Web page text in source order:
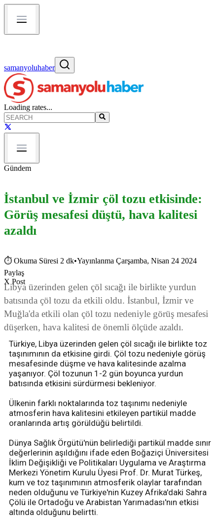
samanyoluhaber
Loading rates...
Gündem
İstanbul ve İzmir çöl tozu etkisinde:
Görüş mesafesi düştü, hava kalitesi
azaldı
⏱ Okuma Süresi 2 dk•Yayınlanma Çarşamba, Nisan 24 2024
Paylaş
X Post
Libya üzerinden gelen çöl sıcağı ile birlikte yurdun
batısında çöl tozu da etkili oldu. İstanbul, İzmir ve
Muğla'da etkili olan çöl tozu nedeniyle görüş mesafesi
düşerken, hava kalitesi de önemli ölçüde azaldı.
Türkiye, Libya üzerinden gelen çöl sıcağı ile birlikte toz
taşınımının da etkisine girdi. Çöl tozu nedeniyle görüş
mesafesinde düşme ve hava kalitesinde azalma
yaşanıyor. Çöl tozunun 1-2 gün boyunca yurdun
batısında etkisini sürdürmesi bekleniyor.
Ülkenin farklı noktalarında toz taşınımı nedeniyle
atmosferin hava kalitesini etkileyen partikül madde
oranlarında artış görüldüğü belirtildi.
Dünya Sağlık Örgütü'nün belirlediği partikül madde sınır
değerlerinin aşıldığını ifade eden Boğaziçi Üniversitesi
İklim Değişikliği ve Politikaları Uygulama ve Araştırma
Merkezi Yönetim Kurulu Üyesi Prof. Dr. Murat Türkeş,
kum ve toz taşınımının atmosferik olaylar tarafından
neden olduğunu ve Türkiye'nin Kuzey Afrika'daki Sahra
Çölü ile Ortadoğu ve Arabistan Yarımadası'nın etkisi
altında olduğunu belirtti.